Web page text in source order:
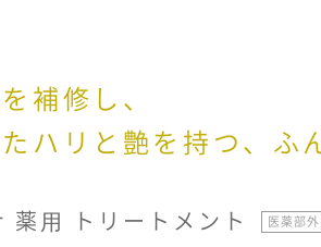
補修し、
ハリと艶を持つ、ふ
薬⽤ トリートメント 医薬部